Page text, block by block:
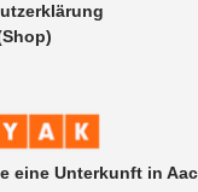
eine Unterkunft in